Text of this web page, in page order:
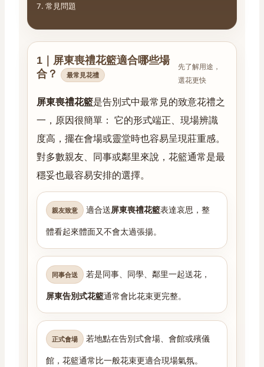
7. 常見問題
1｜屏東喪禮花籃適合哪些場
合？
最常見花禮
先了解用途，
選花更快
屏東喪禮花籃是告別式中最常見的致意花禮之
一，原因很簡單： 它的形式端正、現場辨識
度高，擺在會場或靈堂時也容易呈現莊重感。
對多數親友、同事或鄰里來說，花籃通常是最
穩妥也最容易安排的選擇。
親友致意 適合送屏東喪禮花籃表達哀思，整
體看起來體面又不會太過張揚。
同事合送
若是同事、同學、鄰里一起送花，
屏東告別式花籃通常會比花束更完整。
正式會場
若地點在告別式會場、會館或殯儀
館，花籃通常比一般花束更適合現場氣氛。